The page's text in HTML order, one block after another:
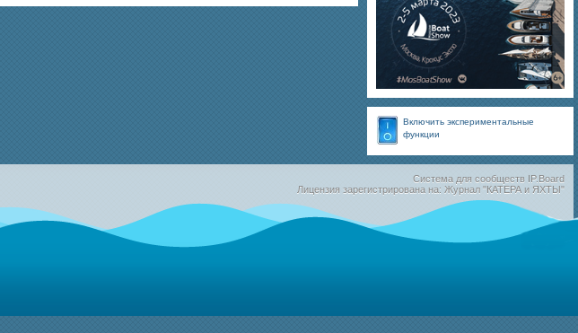
Включить экспериментальные
функции
Система для сообществ IP.Board
Лицензия зарегистрирована на: Журнал "КАТЕРА и ЯХТЫ"